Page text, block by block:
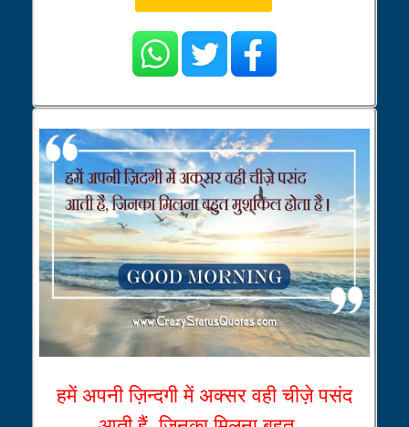
हमें अपनी ज़िन्दगी में अक्सर वही चीज़े पसंद